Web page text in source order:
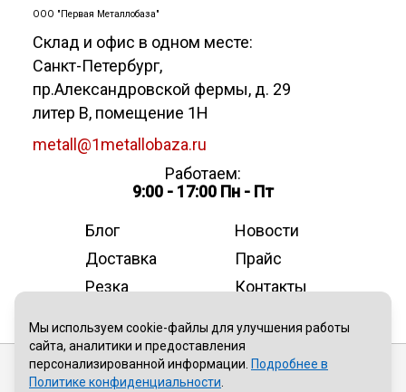
ООО "Первая Металлобаза"
Склад и офис в одном месте:
Санкт-Петербург,
пр.Александровской фермы, д. 29
литер В, помещение 1Н
metall@1metallobaza.ru
Работаем:
9:00 - 17:00 Пн - Пт
Блог
Новости
Доставка
Прайс
Резка
Контакты
Публичная оферта
Мы используем cookie-файлы для улучшения работы
сайта, аналитики и предоставления
персонализированной информации. Подробнее в
Политике конфиденциальности